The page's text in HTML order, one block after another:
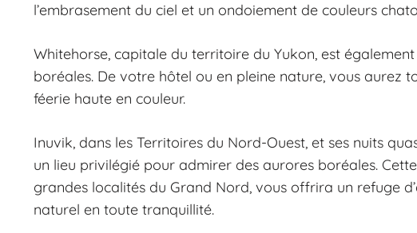
l’embrasement du ciel et un ondoiement de couleurs
Whitehorse, capitale du territoire du Yukon, est
boréales. De votre hôtel ou en pleine nature, vous aurez
féerie haute en couleur.
Inuvik, dans les Territoires du Nord-Ouest, et ses nuits
un lieu privilégié pour admirer des aurores boréales.
grandes localités du Grand Nord, vous offrira un refuge
naturel en toute tranquillité.